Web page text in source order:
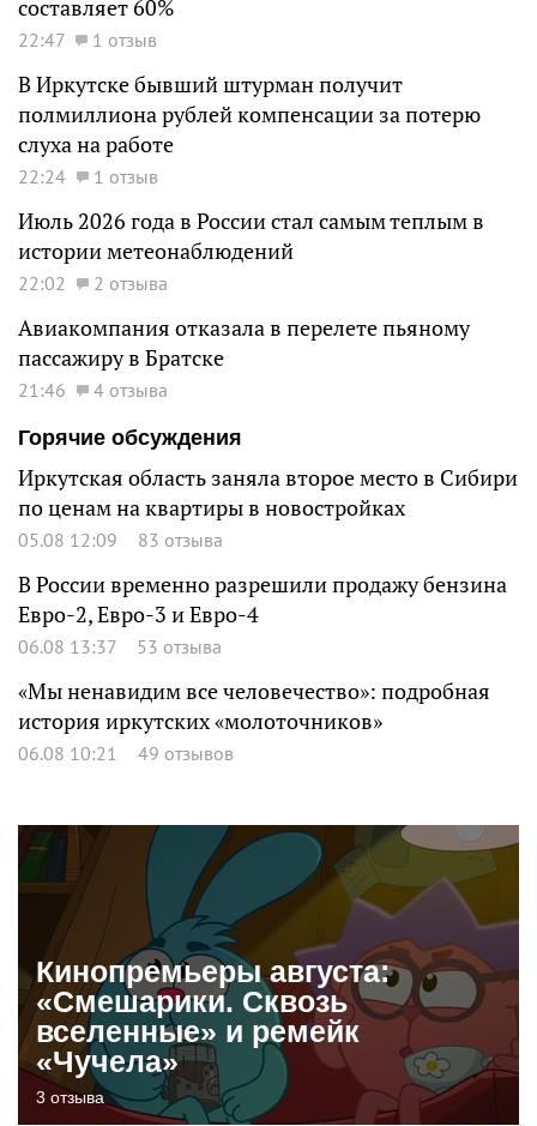
составляет 60%
22:47 1 отзыв
В Иркутске бывший штурман получит
полмиллиона рублей компенсации за потерю
слуха на работе
22:24 1 отзыв
Июль 2026 года в России стал самым теплым в
истории метеонаблюдений
22:02 2 отзыва
Авиакомпания отказала в перелете пьяному
пассажиру в Братске
21:46
4 отзыва
Горячие обсуждения
Иркутская область заняла второе место в Сибири
по ценам на квартиры в новостройках
05.08 12:09 83 отзыва
В России временно разрешили продажу бензина
Евро-2, Евро-3 и Евро-4
06.08 13:37 53 отзыва
«Мы ненавидим все человечество»: подробная
история иркутских «молоточников»
06.08 10:21 49 отзывов
Кинопремьеры августа:
«Смешарики. Сквозь
вселенные» и ремейк
«Чучела»
3 отзыва